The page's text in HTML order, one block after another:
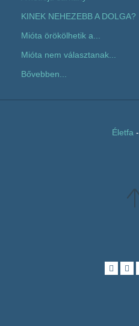
KINEK NEHEZEBB A DOLGA?
Mióta örökölhetik a...
Mióta nem választanak...
Bővebben...
Életfa -